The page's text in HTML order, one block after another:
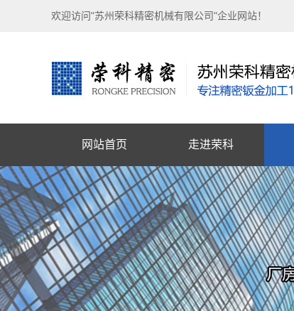
欢迎访问"苏州荣科精密机械有限公司"企业网站！
网站首页 走进荣科